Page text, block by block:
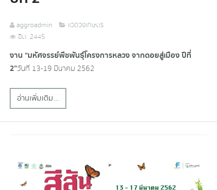
aggroadmin
แวดวงเกษตร
ฮิต: 2445
งาน “มหัศจรรย์พืชพันธุ์โครงการหลวง จากดอยสู่เมือง ปีที่
2”วันที่ 13-19 มีนาคม 2562
อ่านเพิ่มเติม...